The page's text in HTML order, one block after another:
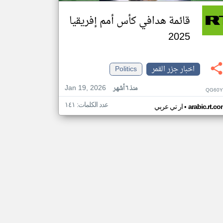
قائمة هدافي كأس أمم إفريقيا
2025
اخبار جزر القمر
Politics
Jan 19, 2026
منذ ٦ أشهر
ار تي عربي• عدد الكلمات: ١٤١